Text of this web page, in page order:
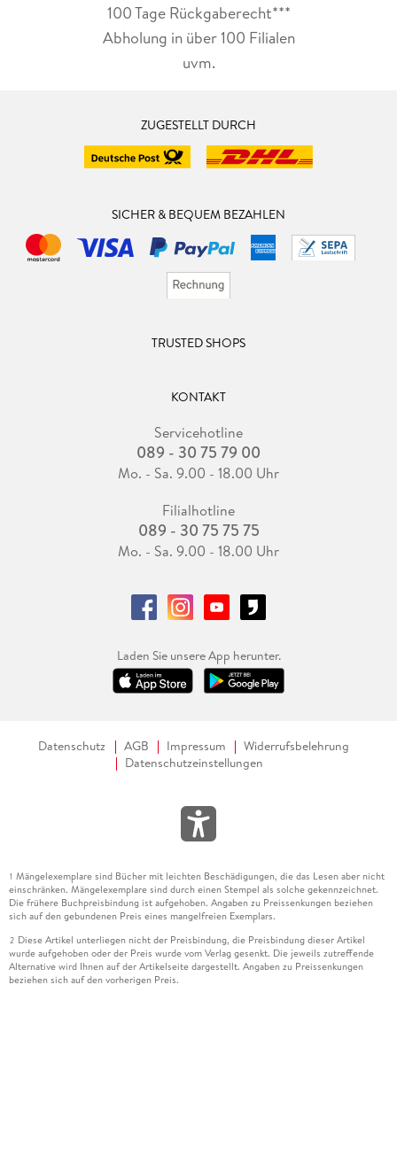
100 Tage Rückgaberecht***
Abholung in über 100 Filialen
uvm.
ZUGESTELLT DURCH
SICHER & BEQUEM BEZAHLEN
TRUSTED SHOPS
KONTAKT
Servicehotline
089 - 30 75 79 00
Mo. - Sa. 9.00 - 18.00 Uhr
Filialhotline
089 - 30 75 75 75
Mo. - Sa. 9.00 - 18.00 Uhr
Laden Sie unsere App herunter.
Datenschutz AGB Impressum
Widerrufsbelehrung
Datenschutzeinstellungen
1 Mängelexemplare sind Bücher mit leichten Beschädigungen, die das Lesen aber nicht
einschränken. Mängelexemplare sind durch einen Stempel als solche gekennzeichnet.
Die frühere Buchpreisbindung ist aufgehoben. Angaben zu Preissenkungen beziehen
sich auf den gebundenen Preis eines mangelfreien Exemplars.
2 Diese Artikel unterliegen nicht der Preisbindung, die Preisbindung dieser Artikel
wurde aufgehoben oder der Preis wurde vom Verlag gesenkt. Die jeweils zutreffende
Alternative wird Ihnen auf der Artikelseite dargestellt. Angaben zu Preissenkungen
beziehen sich auf den vorherigen Preis.